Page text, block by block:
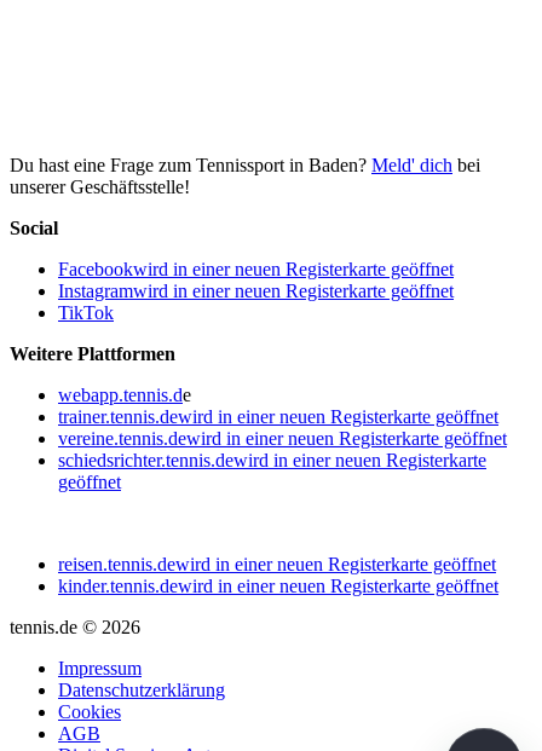
Du hast eine Frage zum Tennissport in Baden? Meld' dich bei
unserer Geschäftsstelle!
Social
Facebookwird in einer neuen Registerkarte geöffnet
Instagramwird in einer neuen Registerkarte geöffnet
TikTok
Weitere Plattformen
webapp.tennis.de
trainer.tennis.dewird in einer neuen Registerkarte geöffnet
vereine.tennis.dewird in einer neuen Registerkarte geöffnet
schiedsrichter.tennis.dewird in einer neuen Registerkarte
geöffnet
reisen.tennis.dewird in einer neuen Registerkarte geöffnet
kinder.tennis.dewird in einer neuen Registerkarte geöffnet
tennis.de © 2026
Impressum
Datenschutzerklärung
Cookies
AGB